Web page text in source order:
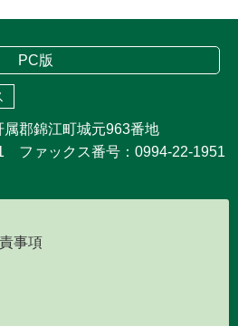
PC版
郡錦江町城元963番地
ファックス番号：0994-22-1951
事項